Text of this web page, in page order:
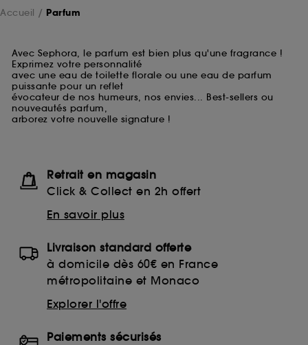
Accueil Parfum
Avec Sephora, le parfum est bien plus qu'une fragrance !
Exprimez votre personnalité
avec une eau de toilette florale ou une eau de parfum
puissante pour un reflet
évocateur de nos humeurs, nos envies... Best-sellers ou
nouveautés parfum,
arborez votre nouvelle signature !
Retrait en magasin
Click & Collect en 2h offert
En savoir plus
Livraison standard offerte
à domicile dès 60€ en France
métropolitaine et Monaco
Explorer l'offre
Paiements sécurisés